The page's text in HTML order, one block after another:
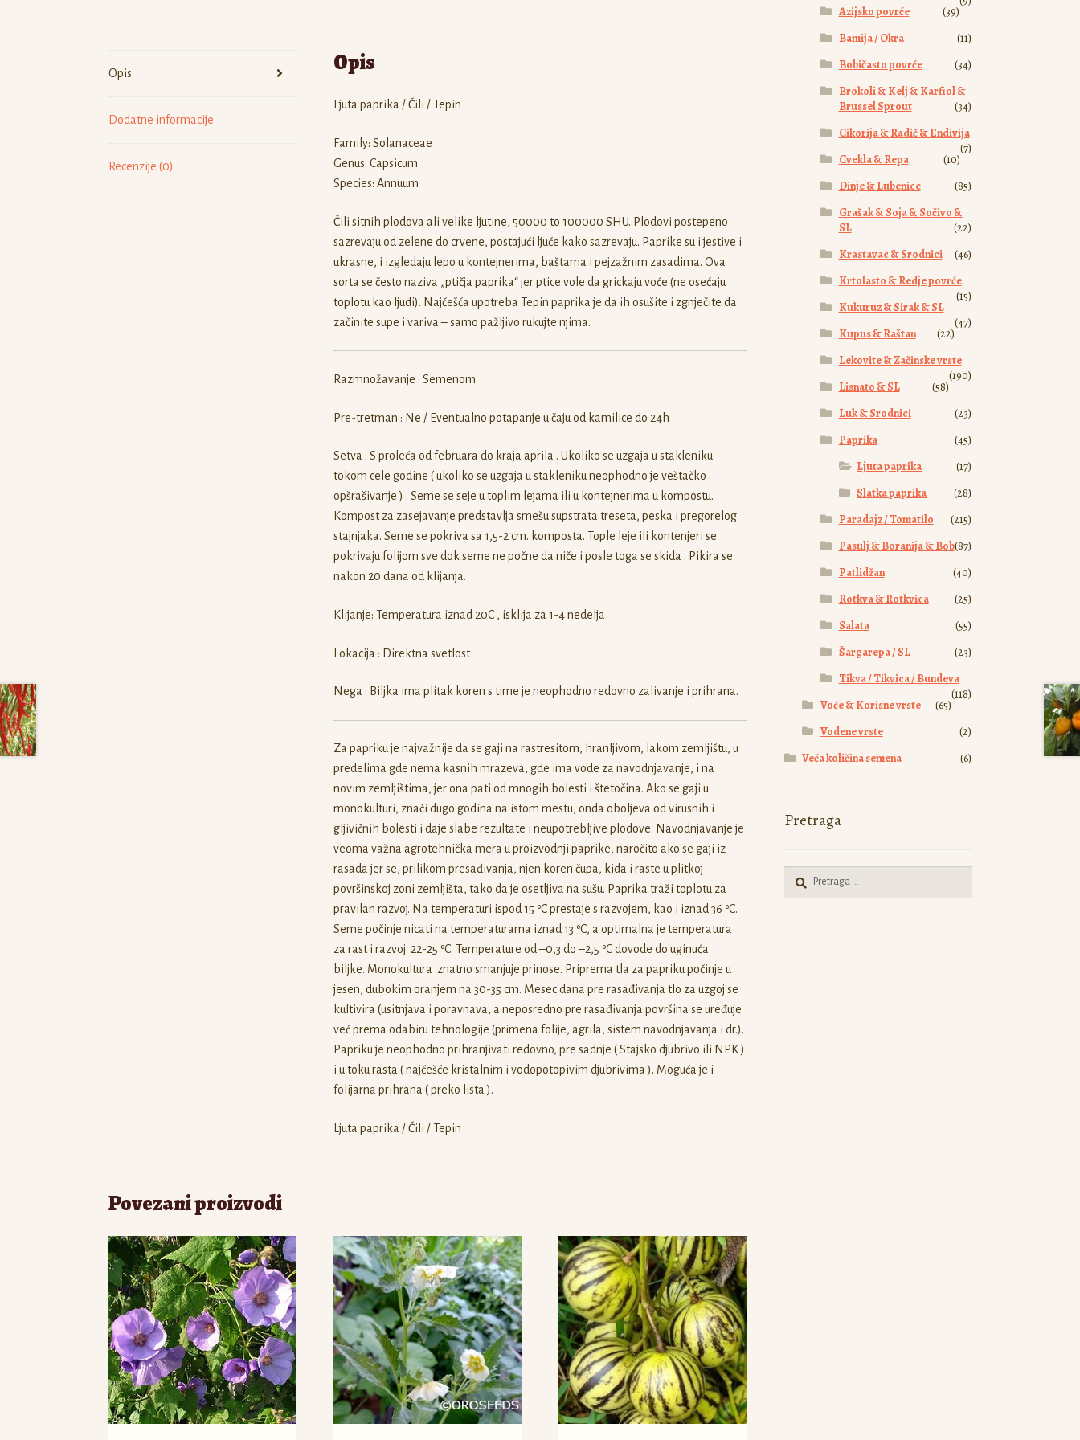
Opis
Dodatne informacije
Recenzije (0)
Opis
Ljuta paprika / Čili / Tepin
Family: Solanaceae
Genus: Capsicum
Species: Annuum
Čili sitnih plodova ali velike ljutine, 50000 to 100000 SHU. Plodovi postepeno
sazrevaju od zelene do crvene, postajući ljuće kako sazrevaju. Paprike su i jestive i
ukrasne, i izgledaju lepo u kontejnerima, baštama i pejzažnim zasadima. Ova
sorta se često naziva „ptičja paprika“ jer ptice vole da grickaju voće (ne osećaju
toplotu kao ljudi). Najčešća upotreba Tepin paprika je da ih osušite i zgnječite da
začinite supe i variva – samo pažljivo rukujte njima.
Razmnožavanje : Semenom
Pre-tretman : Ne / Eventualno potapanje u čaju od kamilice do 24h
Setva : S proleća od februara do kraja aprila . Ukoliko se uzgaja u stakleniku
tokom cele godine ( ukoliko se uzgaja u stakleniku neophodno je veštačko
opšrašivanje ) . Seme se seje u toplim lejama ili u kontejnerima u kompostu.
Kompost za zasejavanje predstavlja smešu supstrata treseta, peska i pregorelog
stajnjaka. Seme se pokriva sa 1,5-2 cm. komposta. Tople leje ili kontenjeri se
pokrivaju folijom sve dok seme ne počne da niče i posle toga se skida . Pikira se
nakon 20 dana od klijanja.
Klijanje: Temperatura iznad 20C , isklija za 1-4 nedelja
Lokacija : Direktna svetlost
Nega : Biljka ima plitak koren s time je neophodno redovno zalivanje i prihrana.
Za papriku je najvažnije da se gaji na rastresitom, hranljivom, lakom zemljištu, u
predelima gde nema kasnih mrazeva, gde ima vode za navodnjavanje, i na
novim zemljištima, jer ona pati od mnogih bolesti i štetočina. Ako se gaji u
monokulturi, znači dugo godina na istom mestu, onda oboljeva od virusnih i
gljivičnih bolesti i daje slabe rezultate i neupotrebljive plodove. Navodnjavanje je
veoma važna agrotehnička mera u proizvodnji paprike, naročito ako se gaji iz
rasada jer se, prilikom presađivanja, njen koren čupa, kida i raste u plitkoj
površinskoj zoni zemljišta, tako da je osetljiva na sušu. Paprika traži toplotu za
pravilan razvoj. Na temperaturi ispod 15 ºC prestaje s razvojem, kao i iznad 36 ºC.
Seme počinje nicati na temperaturama iznad 13 ºC, a optimalna je temperatura
za rast i razvoj 22-25 ºC. Temperature od –0,3 do –2,5 ºC dovode do uginuća
biljke. Monokultura znatno smanjuje prinose. Priprema tla za papriku počinje u
jesen, dubokim oranjem na 30-35 cm. Mesec dana pre rasađivanja tlo za uzgoj se
kultivira (usitnjava i poravnava, a neposredno pre rasađivanja površina se uređuje
već prema odabiru tehnologije (primena folije, agrila, sistem navodnjavanja i dr.).
Papriku je neophodno prihranjivati redovno, pre sadnje ( Stajsko djubrivo ili NPK )
i u toku rasta ( najčešće kristalnim i vodopotopivim djubrivima ). Moguća je i
folijarna prihrana ( preko lista ).
Ljuta paprika / Čili / Tepin
Povezani proizvodi
Azijsko povrće
(39)
Bamija / Okra
(11)
Bobičasto povrće
(34)
Brokoli & Kelj & Karfiol &
Brussel Sprout
(34)
Cikorija & Radič & Endivija
(7)
Cvekla & Repa
(10)
Dinje & Lubenice
(85)
Grašak & Soja & Sočivo &
SL
(22)
Krastavac & Srodnici
(46)
Krtolasto & Redje povrće
(15)
Kukuruz & Sirak & SL
(47)
Kupus & Raštan
(22)
Lekovite & Začinske vrste
(190)
Lisnato & SL
(58)
Luk & Srodnici
(23)
Paprika
(45)
Ljuta paprika
(17)
Slatka paprika
(28)
Paradajz / Tomatilo
(215)
Pasulj & Boranija & Bob(87)
Patlidžan
(40)
Rotkva & Rotkvica
(25)
Salata
(55)
Šargarepa / SL
(23)
Tikva / Tikvica / Bundeva
(118)
Voće & Korisne vrste
(65)
Vodene vrste
(2)
Veća količina semena
(6)
Pretraga
Pretraga